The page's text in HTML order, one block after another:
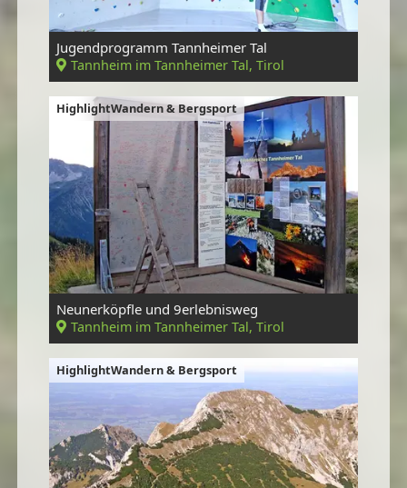
Jugendprogramm Tannheimer Tal
Tannheim im Tannheimer Tal, Tirol
HighlightWandern & Bergsport
Neunerköpfle und 9erlebnisweg
Tannheim im Tannheimer Tal, Tirol
HighlightWandern & Bergsport